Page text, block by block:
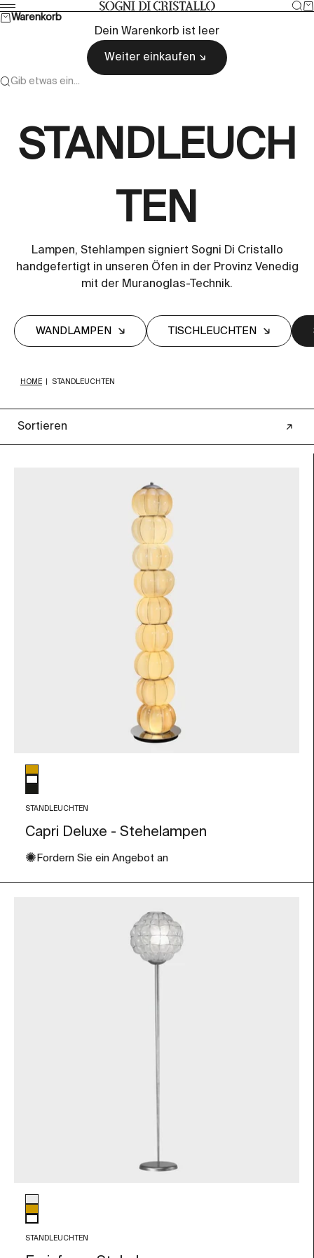
Zum Inhalt springenSogni di cristallo
Menü
Warenkorb
Dein Warenkorb ist leer
Weiter einkaufen
Gib etwas ein...
STANDLEUCH
TEN
Lampen, Stehlampen signiert Sogni Di Cristallo
handgefertigt in unseren Öfen in der Provinz Venedig
mit der Muranoglas-Technik.
WANDLAMPEN TISCHLEUCHTEN
HOME STANDLEUCHTEN
Sortieren
Glasfarbe
Bernstein
Schwarz
STANDLEUCHTEN
Capri Deluxe - Stehelampen
✺ Fordern Sie ein Angebot an
Glasfarbe
Transparent
Bernstein
weiß
STANDLEUCHTEN